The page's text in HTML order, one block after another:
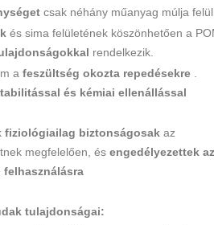
csak néhány műanyag múlja
és sima felületének köszönhetően a
rendelkezik.
a feszültség okozta repedésekre .
és kémiai ellenállással
fiziológiailag biztonságosak az
megfelelően, és engedélyezettek az
felhasználásra
tulajdonságai: